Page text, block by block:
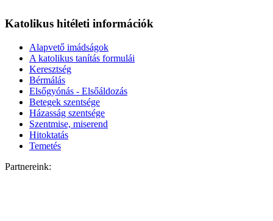
Katolikus hitéleti információk
Alapvető imádságok
A katolikus tanítás formulái
Keresztség
Bérmálás
Elsőgyónás - Elsőáldozás
Betegek szentsége
Házasság szentsége
Szentmise, miserend
Hitoktatás
Temetés
Partnereink: